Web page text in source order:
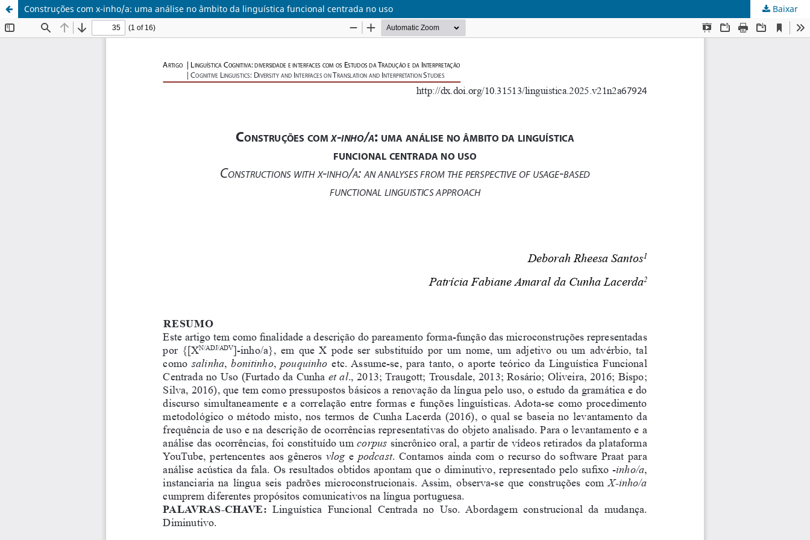
Construções com x-inho/a: uma análise no âmbito da linguística funcional centrada no uso Baixar